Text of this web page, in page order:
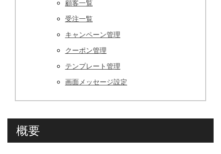
顧客一覧
受注一覧
キャンペーン管理
クーポン管理
テンプレート管理
画面メッセージ設定
概要